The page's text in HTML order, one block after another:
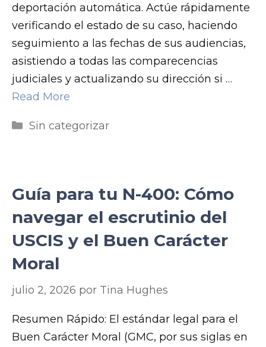
deportación automática. Actúe rápidamente
verificando el estado de su caso, haciendo
seguimiento a las fechas de sus audiencias,
asistiendo a todas las comparecencias
judiciales y actualizando su dirección si …
Read More
Categorías
Sin categorizar
Guía para tu N-400: Cómo
navegar el escrutinio del
USCIS y el Buen Carácter
Moral
julio 2, 2026 por Tina Hughes
Resumen Rápido: El estándar legal para el
Buen Carácter Moral (GMC, por sus siglas en